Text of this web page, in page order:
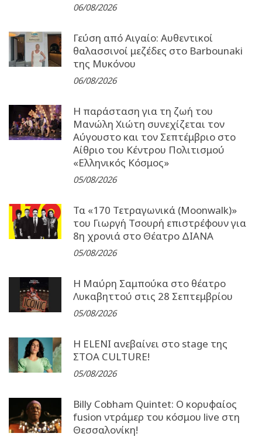
06/08/2026
Γεύση από Αιγαίο: Αυθεντικοί
θαλασσινοί μεζέδες στο Barbounaki
της Μυκόνου
06/08/2026
Η παράσταση για τη ζωή του
Μανώλη Χιώτη συνεχίζεται τον
Αύγουστο και τον Σεπτέμβριο στο
Αίθριο του Κέντρου Πολιτισμού
«Ελληνικός Κόσμος»
05/08/2026
Τα «170 Τετραγωνικά (Moonwalk)»
του Γιωργή Τσουρή επιστρέφουν για
8η χρονιά στο Θέατρο ΔΙΑΝΑ
05/08/2026
Η Μαύρη Σαμπούκα στο θέατρο
Λυκαβηττού στις 28 Σεπτεμβρίου
05/08/2026
Η ELENI ανεβαίνει στο stage της
ΣΤΟΑ CULTURE!
05/08/2026
Billy Cobham Quintet: Ο κορυφαίος
fusion ντράμερ του κόσμου live στη
Θεσσαλονίκη!